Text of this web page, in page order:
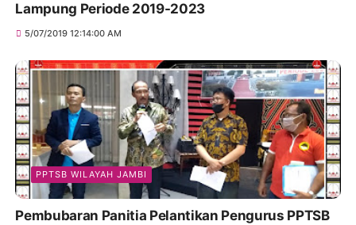
Lampung Periode 2019-2023
5/07/2019 12:14:00 AM
PPTSB WILAYAH JAMBI
Pembubaran Panitia Pelantikan Pengurus PPTSB